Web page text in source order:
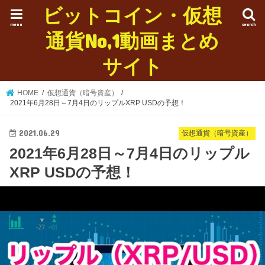
ビットコイン・仮想
通貨No,1動画まとめ
サイト
search
menu
HOME
仮想通貨（暗号資産）
2021年6月28日～7月4日のリップルXRP USDの予想！
仮想通貨（暗号資産）
2021.06.29
2021年6月28日～7月4日のリップル
XRP USDの予想！